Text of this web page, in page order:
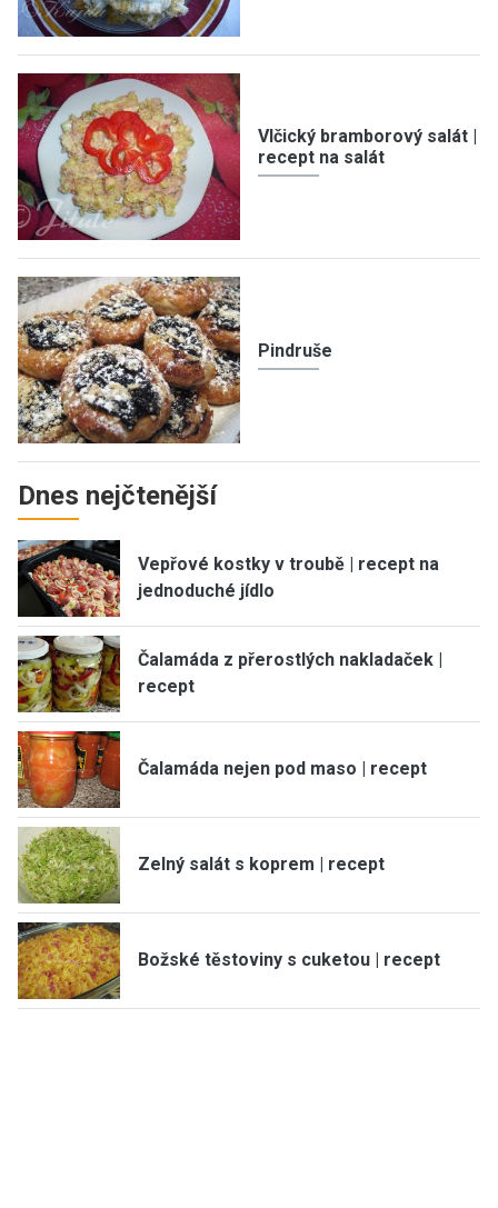
Vlčický bramborový salát |
recept na salát
Pindruše
Dnes nejčtenější
Vepřové kostky v troubě | recept na
jednoduché jídlo
Čalamáda z přerostlých nakladaček |
recept
Čalamáda nejen pod maso | recept
Zelný salát s koprem | recept
Božské těstoviny s cuketou | recept